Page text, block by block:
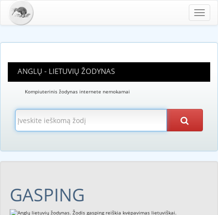
ANGLŲ - LIETUVIŲ ŽODYNAS
Kompiuterinis žodynas internete nemokamai
GASPING